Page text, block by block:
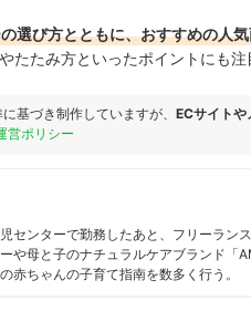
選び方とともに、おすすめの人
たたみ方といったポイントにも
基づき制作していますが、 ECサイト
営ポリシー
センターで勤務したあと、フリーラン
や母と子のナチュラルケアブランド「
赤ちゃんの子育て指南を数多く行う。